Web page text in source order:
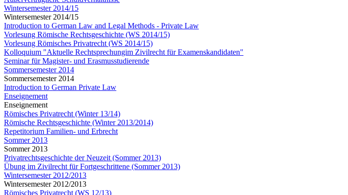
Wintersemester 2014/15
Wintersemester 2014/15
Introduction to German Law and Legal Methods - Private Law
Vorlesung Römische Rechtsgeschichte (WS 2014/15)
Vorlesung Römisches Privatrecht (WS 2014/15)
Kolloquium "Aktuelle Rechtsprechungim Zivilrecht für Examenskandidaten"
Seminar für Magister- und Erasmusstudierende
Sommersemester 2014
Sommersemester 2014
Introduction to German Private Law
Enseignement
Enseignement
Römisches Privatrecht (Winter 13/14)
Römische Rechtsgeschichte (Winter 2013/2014)
Repetitorium Familien- und Erbrecht
Sommer 2013
Sommer 2013
Privatrechtsgeschichte der Neuzeit (Sommer 2013)
Übung im Zivilrecht für Fortgeschrittene (Sommer 2013)
Wintersemester 2012/2013
Wintersemester 2012/2013
Römisches Privatrecht (WS 12/13)